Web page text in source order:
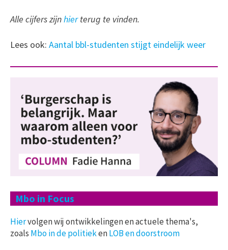
Alle cijfers zijnhierterug te vinden.
Lees ook: Aantal bbl-studenten stijgt eindelijk weer
Mbo in Focus
Hiervolgen wij ontwikkelingen en actuele thema's,
zoals Mbo in de politiekenLOB en doorstroom